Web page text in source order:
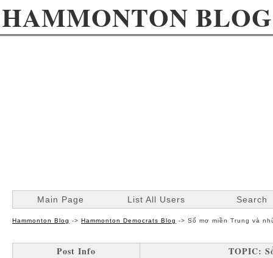
HAMMONTON BLOG
Main Page List All Users Search
Hammonton Blog -> Hammonton Democrats Blog -> Sổ mơ miền Trung và
Post Info TOPIC: